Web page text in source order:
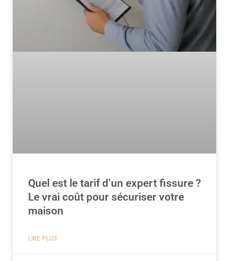
Quel est le tarif d’un expert fissure ?
Le vrai coût pour sécuriser votre
maison
LIRE PLUS